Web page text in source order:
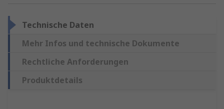
Technische Daten
Mehr Infos und technische Dokumente
Rechtliche Anforderungen
Produktdetails